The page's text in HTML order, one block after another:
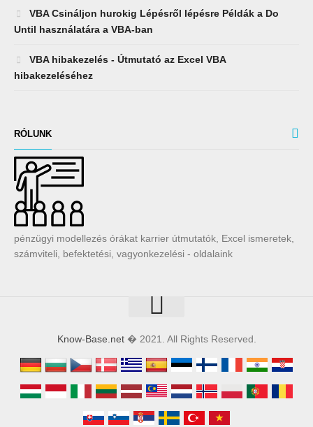
VBA Csináljon hurokig Lépésről lépésre Példák a Do
Until használatára a VBA-ban
VBA hibakezelés - Útmutató az Excel VBA
hibakezeléséhez
RÓLUNK
pénzügyi modellezés órákat karrier útmutatók, Excel ismeretek,
számviteli, befektetési, vagyonkezelési - oldalaink
Know-Base.net� 2021. All Rights Reserved.